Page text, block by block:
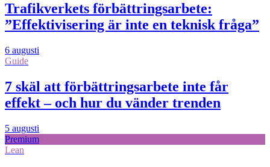
Trafikverkets förbättringsarbete:
”Effektivisering är inte en teknisk fråga”
6 augusti
Guide
7 skäl att förbättringsarbete inte får
effekt – och hur du vänder trenden
5 augusti
Premium
Lean